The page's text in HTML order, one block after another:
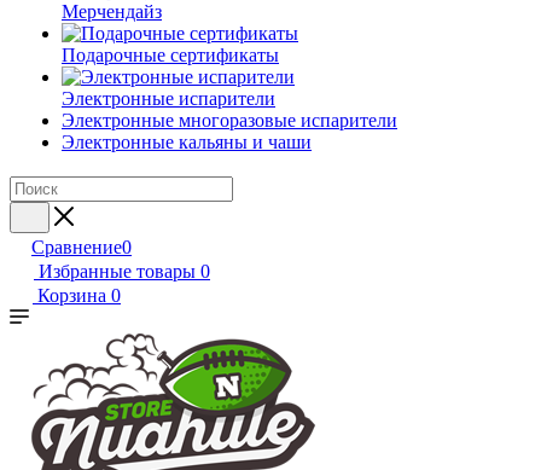
Мерчендайз
Подарочные сертификаты
Электронные испарители
Электронные многоразовые испарители
Электронные кальяны и чаши
Сравнение0
Избранные товары 0
Корзина 0